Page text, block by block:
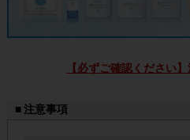
【必ずご確認ください
■ 注意事項